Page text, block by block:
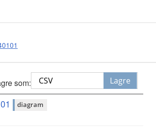
som: Lagre
diagram